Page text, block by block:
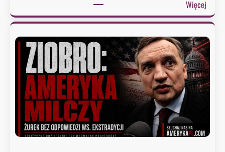
Więcej:
S
n
a
t
u
d
a